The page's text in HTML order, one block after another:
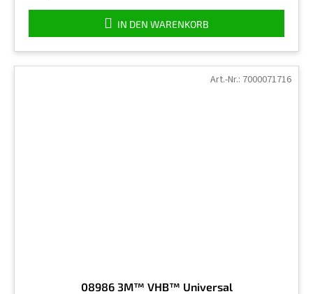
von
5
Sternen.
IN DEN WARENKORB
08986 3M™ VHB™ Universal
Art.-Nr.: 7000071716